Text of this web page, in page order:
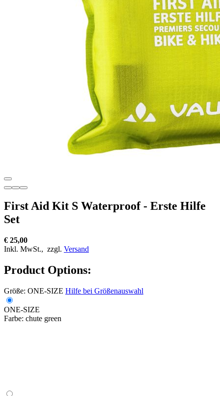
First Aid Kit S Waterproof - Erste Hilfe
Set
€ 25,00
Inkl. MwSt., zzgl. Versand
Product Options:
Größe: ONE-SIZE Hilfe bei Größenauswahl
ONE-SIZE
Farbe: chute green